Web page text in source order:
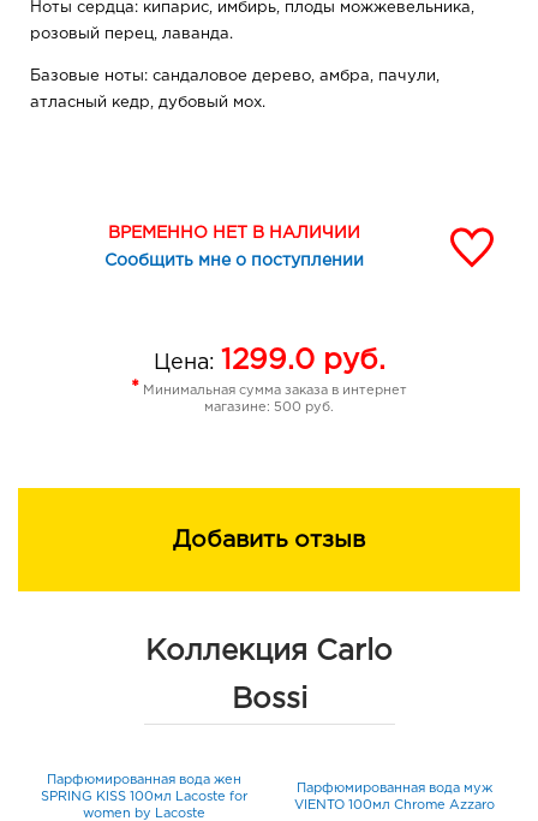
Ноты сердца: кипарис, имбирь, плоды можжевельника,
розовый перец, лаванда.
Базовые ноты: сандаловое дерево, амбра, пачули,
атласный кедр, дубовый мох.
ВРЕМЕННО НЕТ В НАЛИЧИИ
Сообщить мне о поступлении
Цена: 1299.0руб.
* Минимальная сумма заказа в интернет
магазине: 500 руб.
Добавить отзыв
Коллекция Carlo
Bossi
Парфюмированная вода жен
SPRING KISS 100мл Lacoste for
women by Lacoste
Парфюмированная вода муж
VIENTO 100мл Chrome Azzaro